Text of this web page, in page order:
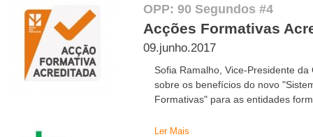
OPP: 90 Segundos #4
Acções Formativas
09.junho.2017
Sofia Ramalho, Vice-Presidente
sobre os benefícios do novo
Formativas" para as entidades
Ler Mais